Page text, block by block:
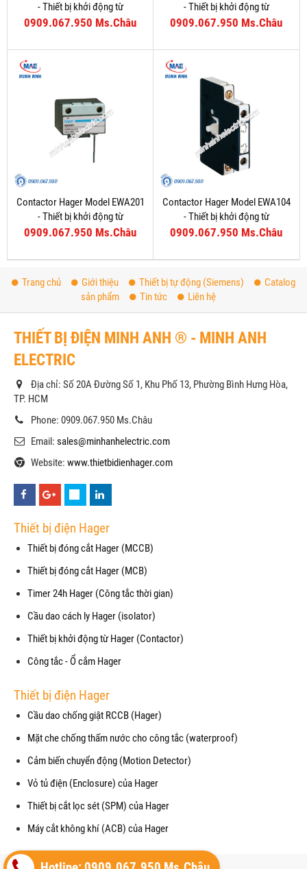
- Thiết bị khởi động từ
0909.067.950 Ms.Châu
- Thiết bị khởi động từ
0909.067.950 Ms.Châu
Contactor Hager Model EWA201
- Thiết bị khởi động từ
0909.067.950 Ms.Châu
Contactor Hager Model EWA104
- Thiết bị khởi động từ
0909.067.950 Ms.Châu
Trang chủ Giới thiệu Thiết bị tự động (Siemens)
Catalog
sản phẩm
Tin tức Liên hệ
THIẾT BỊ ĐIỆN MINH ANH ® - MINH ANH
ELECTRIC
Địa chỉ: Số 20A Đường Số 1, Khu Phố 13, Phường Bình Hưng Hòa,
TP. HCM
Phone: 0909.067.950 Ms.Châu
Email: sales@minhanhelectric.com
Website: www.thietbidienhager.com
Thiết bị điện Hager
Thiết bị đóng cắt Hager (MCCB)
Thiết bị đóng cắt Hager (MCB)
Timer 24h Hager (Công tắc thời gian)
Cầu dao cách ly Hager (isolator)
Thiết bị khởi động từ Hager (Contactor)
Công tắc - Ổ cắm Hager
Thiết bị điện Hager
Cầu dao chống giật RCCB (Hager)
Mặt che chống thấm nước cho công tắc (waterproof)
Cảm biến chuyển động (Motion Detector)
Vỏ tủ điện (Enclosure) của Hager
Thiết bị cắt lọc sét (SPM) của Hager
Máy cắt không khí (ACB) của Hager
Copyright© 2021